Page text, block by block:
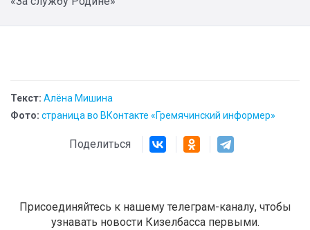
Текст: Алёна Мишина
Фото: страница во ВКонтакте «Гремячинский информер»
Поделиться
Присоединяйтесь к нашему телеграм-каналу, чтобы
узнавать новости Кизелбасса первыми.